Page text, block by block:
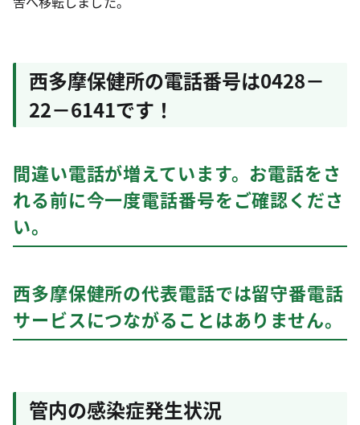
西多摩保健所の電話番号は0428－
22－6141です！
間違い電話が増えています。お電話をさ
れる前に今一度電話番号をご確認くださ
い。
西多摩保健所の代表電話では留守番電話
サービスにつながることはありません。
管内の感染症発生状況